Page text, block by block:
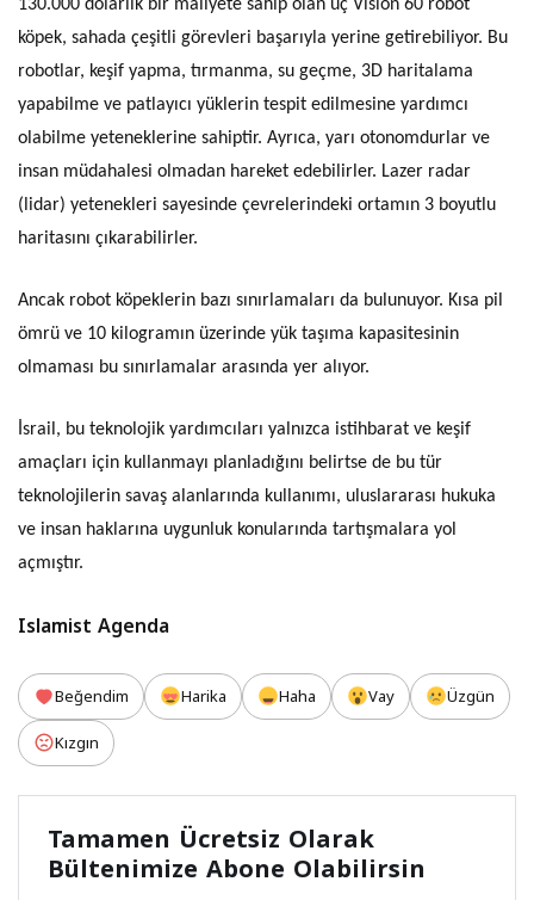
130.000 dolarlık bir maliyete sahip olan üç Vision 60 robot
köpek, sahada çeşitli görevleri başarıyla yerine getirebiliyor. Bu
robotlar, keşif yapma, tırmanma, su geçme, 3D haritalama
yapabilme ve patlayıcı yüklerin tespit edilmesine yardımcı
olabilme yeteneklerine sahiptir. Ayrıca, yarı otonomdurlar ve
insan müdahalesi olmadan hareket edebilirler. Lazer radar
(lidar) yetenekleri sayesinde çevrelerindeki ortamın 3 boyutlu
haritasını çıkarabilirler.
Ancak robot köpeklerin bazı sınırlamaları da bulunuyor. Kısa pil
ömrü ve 10 kilogramın üzerinde yük taşıma kapasitesinin
olmaması bu sınırlamalar arasında yer alıyor.
İsrail, bu teknolojik yardımcıları yalnızca istihbarat ve keşif
amaçları için kullanmayı planladığını belirtse de bu tür
teknolojilerin savaş alanlarında kullanımı, uluslararası hukuka
ve insan haklarına uygunluk konularında tartışmalara yol
açmıştır.
Islamist Agenda
Beğendim Harika Haha Vay
Üzgün
Kızgın
Tamamen Ücretsiz Olarak
Bültenimize Abone Olabilirsin